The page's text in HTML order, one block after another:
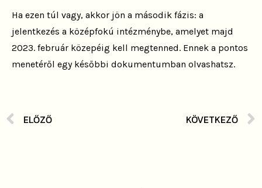
Ha ezen túl vagy, akkor jön a második fázis: a
jelentkezés a középfokú intézménybe, amelyet majd
2023. február közepéig kell megtenned. Ennek a pontos
menetéről egy későbbi dokumentumban olvashatsz.
ELŐZŐ KÖVETKEZŐ